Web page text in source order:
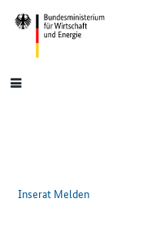
Hauptmenü
Inserat Melden